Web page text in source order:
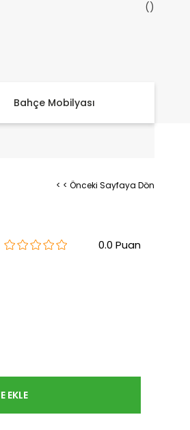
Bahçe Mobilyası
< < Önceki Sayfaya Dön
0.0